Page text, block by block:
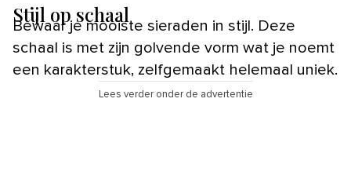
Stijl op schaal
Bewaar je mooiste sieraden in stijl. Deze
schaal is met zijn golvende vorm wat je noemt
een karakterstuk, zelfgemaakt helemaal uniek.
Lees verder onder de advertentie